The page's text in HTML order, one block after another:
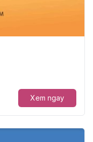
Xem ngay